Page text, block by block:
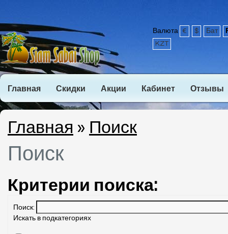
Валюта € $ Бат
KZT
Главная Скидки Акции Кабинет Отзывы
Главная » Поиск
Поиск
Критерии поиска:
Поиск:
Искать в подкатегориях